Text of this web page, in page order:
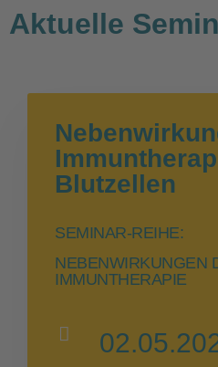
Aktuelle
Blutzellen
SEMINAR-REIHE:
NEBENWIRKUNGEN
IMMUNTHERAPIE